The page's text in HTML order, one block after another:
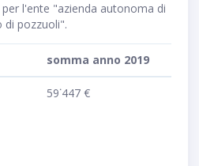
l'ente "azienda autonoma di
di pozzuoli".
somma anno 2019
59˙447 €